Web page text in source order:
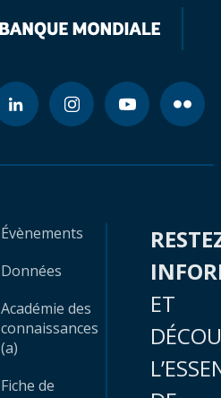
Évènements
Données
Académie des
connaissances
(a)
Fiche de
ET